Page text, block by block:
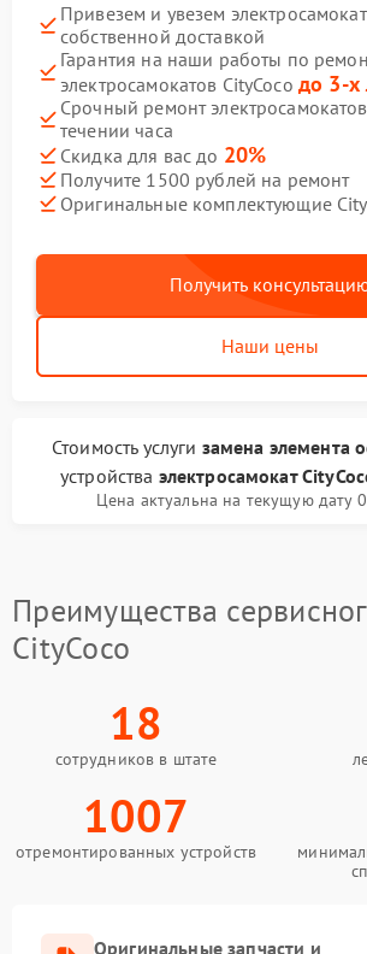
Привезем и увезем
собственной доставкой
Гарантия на наши работы по
электросамокатов CityCoco до 3-х
Срочный ремонт
течении часа
Скидка для вас до 20%
Получите 1500 рублей на ремонт
Оригинальные комплектующие
Получить
Наши цены
Стоимость услуги замена элемента
устройства электросамокат
Цена актуальна на текущую дату
Преимущества
CityCoco
18
сотрудников в штате
1007
отремонтированных устройств
Оригинальные запчасти и